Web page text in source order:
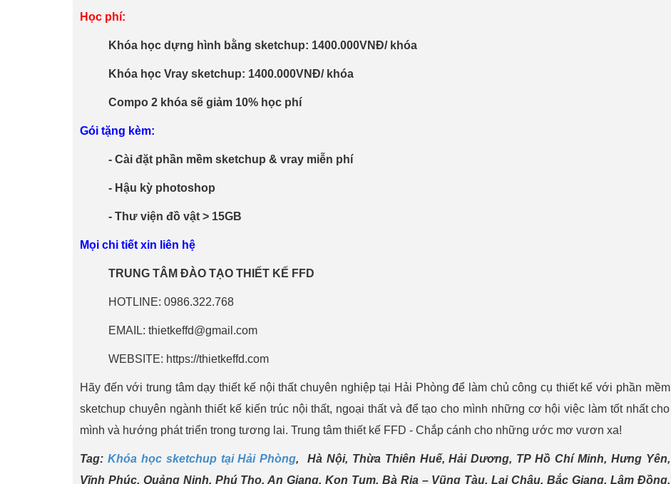
Học phí:
Khóa học dựng hình bằng sketchup: 1400.000VNĐ/ khóa
Khóa học Vray sketchup: 1400.000VNĐ/ khóa
Compo 2 khóa sẽ giảm 10% học phí
Gói tặng kèm:
- Cài đặt phần mềm sketchup & vray miễn phí
- Hậu kỳ photoshop
- Thư viện đồ vật > 15GB
Mọi chi tiết xin liên hệ
TRUNG TÂM ĐÀO TẠO THIẾT KẾ FFD
HOTLINE: 0986.322.768
EMAIL: thietkeffd@gmail.com
WEBSITE: https://thietkeffd.com
Hãy đến với trung tâm dạy thiết kế nội thất chuyên nghiệp tại Hải Phòng để làm chủ công cụ thiết kế với phần mềm
sketchup chuyên ngành thiết kế kiến trúc nội thất, ngoại thất và để tạo cho mình những cơ hội việc làm tốt nhất cho
mình và hướng phát triển trong tương lai. Trung tâm thiết kế FFD - Chắp cánh cho những ước mơ vươn xa!
Tag: Khóa học sketchup tại Hải Phòng, Hà Nội, Thừa Thiên Huế, Hải Dương, TP Hồ Chí Minh, Hưng Yên,
Vĩnh Phúc, Quảng Ninh, Phú Thọ, An Giang, Kon Tum, Bà Rịa – Vũng Tàu, Lai Châu, Bắc Giang, Lâm Đồng,